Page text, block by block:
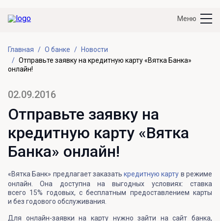
Меню
Главная О банке
Новости
Отправьте заявку на кредитную карту «Вятка Банка»
онлайн!
02.09.2016
Отправьте заявку на
кредитную карту «Вятка
Банка» онлайн!
«Вятка Банк» предлагает заказатькредитную карту в режиме
онлайн. Она доступна на выгодных условиях: ставка
всего 15% годовых, с бесплатным предоставлением карты
и без годового обслуживания.
Для онлайн-заявки на карту нужно зайти на сайт банка,